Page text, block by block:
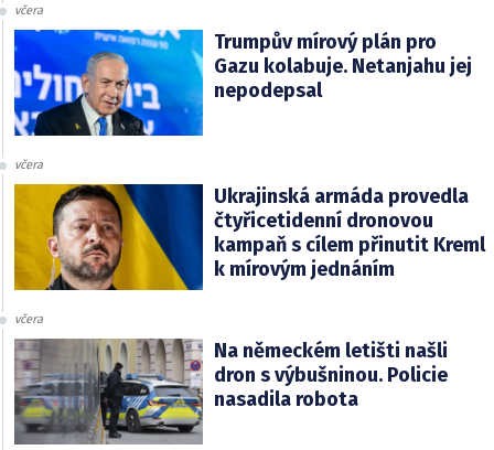
včera
Trumpův mírový plán pro
Gazu kolabuje. Netanjahu jej
nepodepsal
včera
Ukrajinská armáda provedla
čtyřicetidenní dronovou
kampaň s cílem přinutit Kreml
k mírovým jednáním
včera
Na německém letišti našli
dron s výbušninou. Policie
nasadila robota